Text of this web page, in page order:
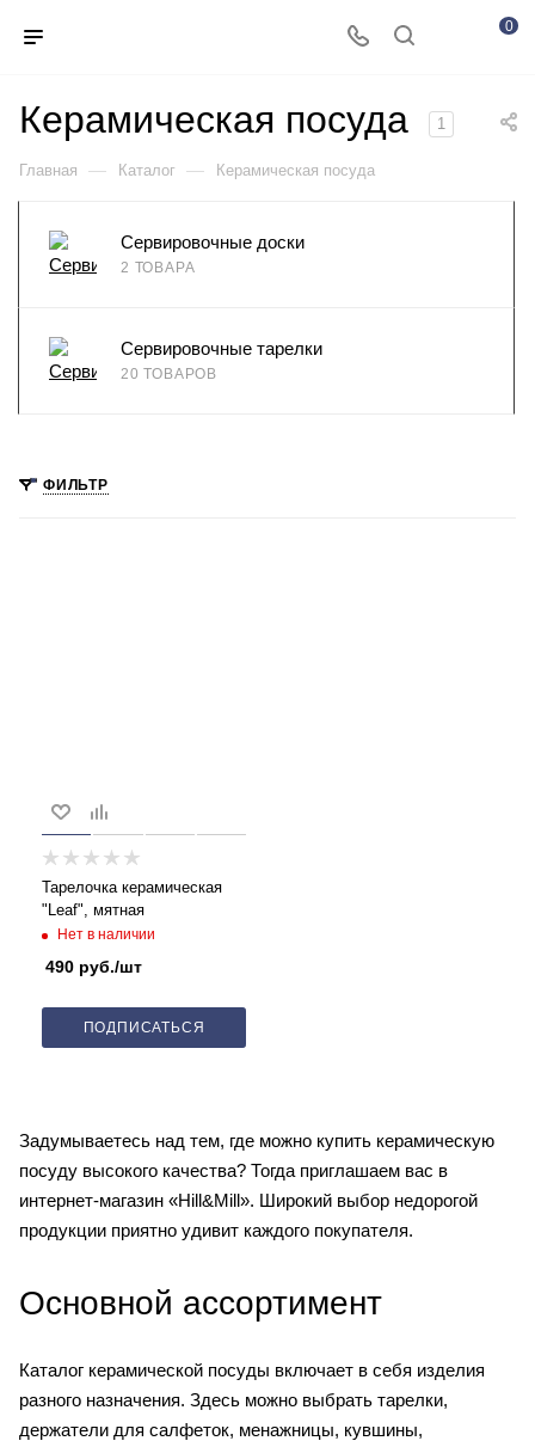
0
Керамическая посуда 1
Главная — Каталог — Керамическая посуда
Сервировочные доски
2 ТОВАРА
Сервировочные тарелки
20 ТОВАРОВ
ФИЛЬТР
Тарелочка керамическая
"Leaf", мятная
Нет в наличии
490 руб./шт
ПОДПИСАТЬСЯ
Задумываетесь над тем, где можно купить керамическую
посуду высокого качества? Тогда приглашаем вас в
интернет-магазин «Hill&Mill». Широкий выбор недорогой
продукции приятно удивит каждого покупателя.
Основной ассортимент
Каталог керамической посуды включает в себя изделия
разного назначения. Здесь можно выбрать тарелки,
держатели для салфеток, менажницы, кувшины,